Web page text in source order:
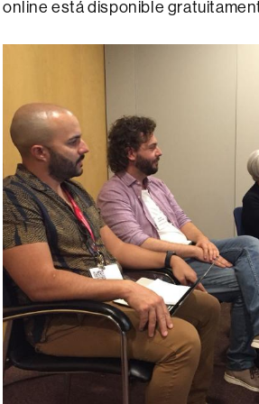
online está disponible